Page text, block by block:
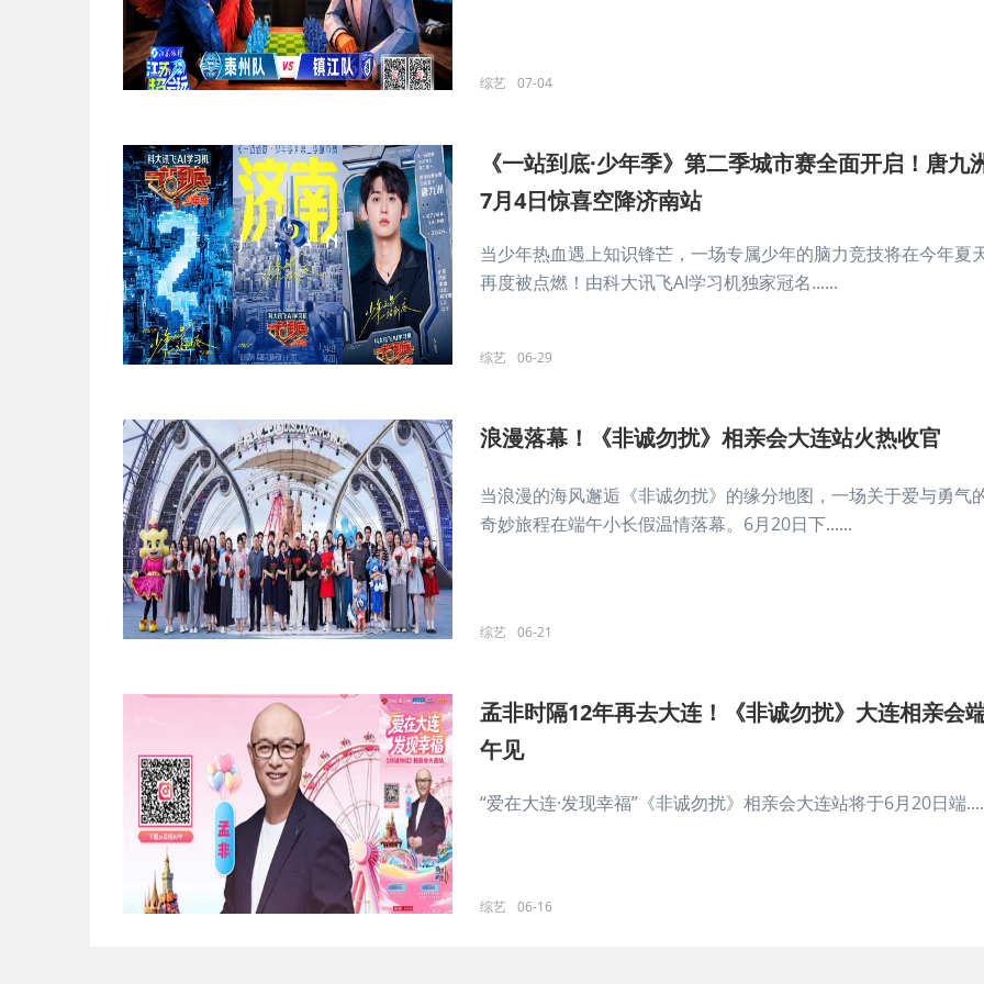
综艺 07-04
《一站到底·少年季》第二季城市赛全面开启！唐九
7月4日惊喜空降济南站
当少年热血遇上知识锋芒，一场专属少年的脑力竞技将在今年夏
再度被点燃！由科大讯飞AI学习机独家冠名......
综艺 06-29
浪漫落幕！《非诚勿扰》相亲会大连站火热收官
当浪漫的海风邂逅《非诚勿扰》的缘分地图，一场关于爱与勇气
奇妙旅程在端午小长假温情落幕。6月20日下......
综艺 06-21
孟非时隔12年再去大连！《非诚勿扰》大连相亲会
午见
“爱在大连·发现幸福”《非诚勿扰》相亲会大连站将于6月20日端
综艺 06-16